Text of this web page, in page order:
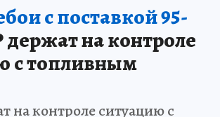
с поставкой 95-
на контроле
с топливным
на контроле ситуацию с